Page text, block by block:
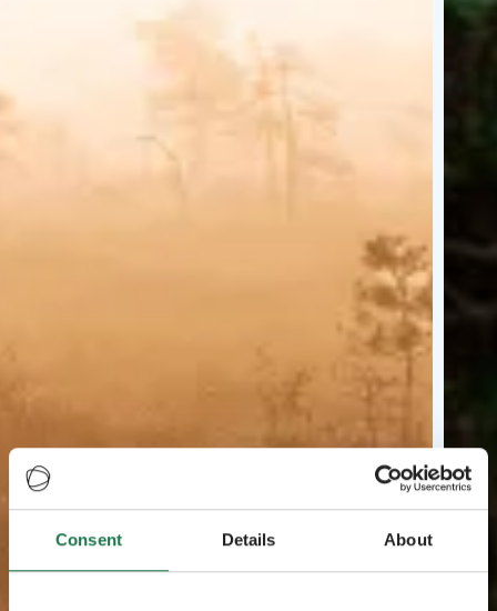
Consent Details About